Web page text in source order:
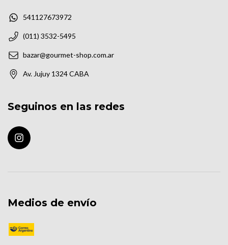
541127673972
(011) 3532-5495
bazar@gourmet-shop.com.ar
Av. Jujuy 1324 CABA
Seguinos en las redes
Medios de envío